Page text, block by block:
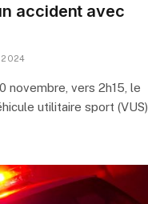
accident avec
2024
novembre, vers 2h15, le
utilitaire sport (VUS)